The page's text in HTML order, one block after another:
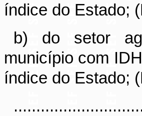
índice do Estado;
b) do setor
município com
índice do Estado;